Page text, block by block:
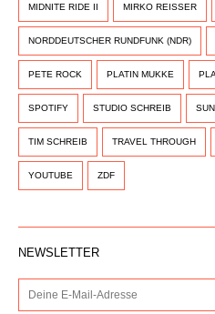
MIDNITE RIDE II MIRKO REISSER
NORDDEUTSCHER RUNDFUNK (NDR)
PETE ROCK PLATIN MUKKE
SPOTIFY STUDIO SCHREIB
TIM SCHREIB TRAVEL THROUGH
YOUTUBE ZDF
NEWSLETTER